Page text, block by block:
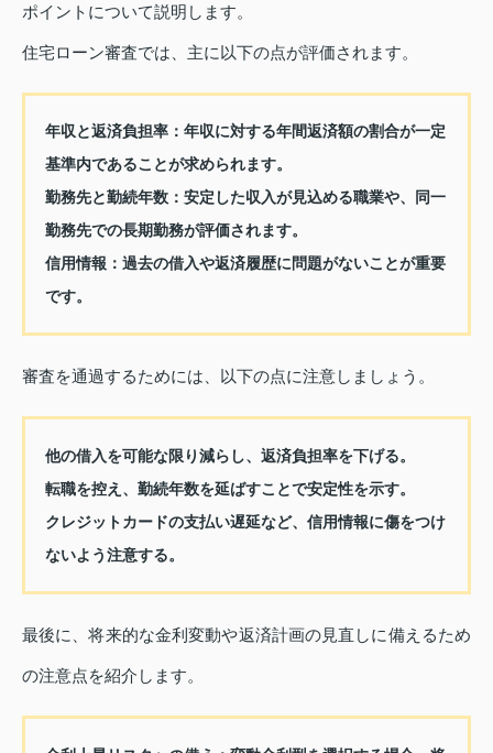
ポイントについて説明します。
住宅ローン審査では、主に以下の点が評価されます。
年収と返済負担率： 年収に対する年間返済額の割合が一定
基準内であることが求められます。
勤務先と勤続年数： 安定した収入が見込める職業や、同一
勤務先での長期勤務が評価されます。
信用情報： 過去の借入や返済履歴に問題がないことが重要
です。
審査を通過するためには、以下の点に注意しましょう。
他の借入を可能な限り減らし、返済負担率を下げる。
転職を控え、勤続年数を延ばすことで安定性を示す。
クレジットカードの支払い遅延など、信用情報に傷をつけ
ないよう注意する。
最後に、将来的な金利変動や返済計画の見直しに備えるため
の注意点を紹介します。